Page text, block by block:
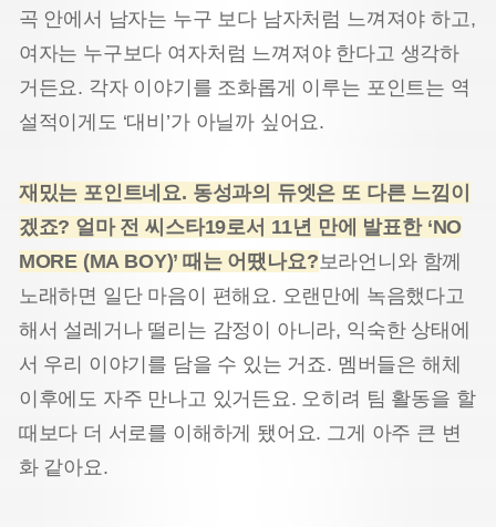
곡 안에서 남자는 누구 보다 남자처럼 느껴져야 하고,
여자는 누구보다 여자처럼 느껴져야 한다고 생각하
거든요. 각자 이야기를 조화롭게 이루는 포인트는 역
설적이게도 ‘대비’가 아닐까 싶어요.
재밌는 포인트네요. 동성과의 듀엣은 또 다른 느낌이
겠죠? 얼마 전 씨스타19로서 11년 만에 발표한 ‘NO
MORE (MA BOY)’ 때는 어땠나요?보라언니와 함께
노래하면 일단 마음이 편해요. 오랜만에 녹음했다고
해서 설레거나 떨리는 감정이 아니라, 익숙한 상태에
서 우리 이야기를 담을 수 있는 거죠. 멤버들은 해체
이후에도 자주 만나고 있거든요. 오히려 팀 활동을 할
때보다 더 서로를 이해하게 됐어요. 그게 아주 큰 변
화 같아요.